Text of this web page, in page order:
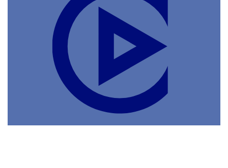
PERTENECE
CATEGORÍAS: